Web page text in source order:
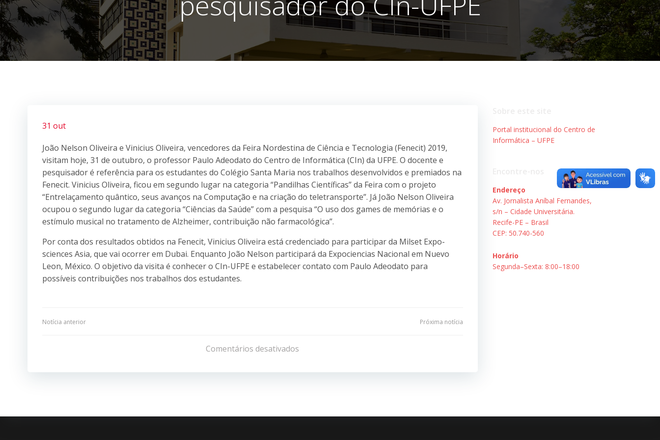
31 out
João Nelson Oliveira e Vinicius Oliveira, vencedores da Feira Nordestina de Ciência e Tecnologia (Fenecit) 2019,
visitam hoje, 31 de outubro, o professor Paulo Adeodato do Centro de Informática (CIn) da UFPE. O docente e
pesquisador é referência para os estudantes do Colégio Santa Maria nos trabalhos desenvolvidos e premiados na
Fenecit. Vinicius Oliveira, ficou em segundo lugar na categoria “Pandilhas Científicas” da Feira com o projeto
“Entrelaçamento quântico, seus avanços na Computação e na criação do teletransporte”. Já João Nelson Oliveira
ocupou o segundo lugar da categoria “Ciências da Saúde” com a pesquisa “O uso dos games de memórias e o
estímulo musical no tratamento de Alzheimer, contribuição não farmacológica”.
Por conta dos resultados obtidos na Fenecit, Vinicius Oliveira está credenciado para participar da Milset Expo-
sciences Asia, que vai ocorrer em Dubai. Enquanto João Nelson participará da Expociencias Nacional em Nuevo
Leon, México. O objetivo da visita é conhecer o CIn-UFPE e estabelecer contato com Paulo Adeodato para
possíveis contribuições nos trabalhos dos estudantes.
Navegação
Post
Notícia anterior
de
Post
Próxima notícia
Comentários desativados
Portal institucional do Centro de
Informática – UFPE
Endereço
Av. Jornalista Aníbal Fernandes,
s/n – Cidade Universitária.
Recife-PE – Brasil
CEP: 50.740-560
Horário
Segunda–Sexta: 8:00–18:00